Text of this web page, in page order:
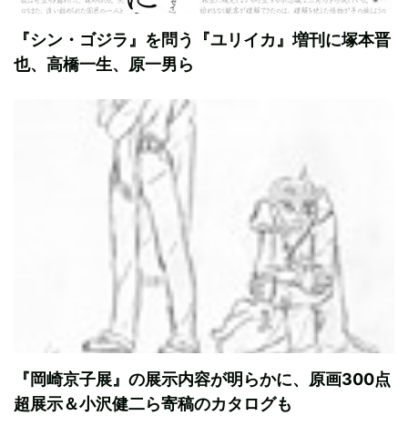
『シン・ゴジラ』を問う『ユリイカ』増刊に塚本晋
也、高橋一生、原一男ら
『岡崎京子展』の展示内容が明らかに、原画300点
超展示＆小沢健二ら寄稿のカタログも